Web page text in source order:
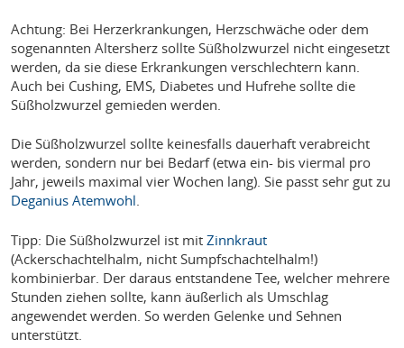
Achtung: Bei Herzerkrankungen, Herzschwäche oder dem
sogenannten Altersherz sollte Süßholzwurzel nicht eingesetzt
werden, da sie diese Erkrankungen verschlechtern kann.
Auch bei Cushing, EMS, Diabetes und Hufrehe sollte die
Süßholzwurzel gemieden werden.
Die Süßholzwurzel sollte keinesfalls dauerhaft verabreicht
werden, sondern nur bei Bedarf (etwa ein- bis viermal pro
Jahr, jeweils maximal vier Wochen lang). Sie passt sehr gut zu
Deganius Atemwohl.
Tipp: Die Süßholzwurzel ist mitZinnkraut
(Ackerschachtelhalm, nicht Sumpfschachtelhalm!)
kombinierbar. Der daraus entstandene Tee, welcher mehrere
Stunden ziehen sollte, kann äußerlich als Umschlag
angewendet werden. So werden Gelenke und Sehnen
unterstützt.